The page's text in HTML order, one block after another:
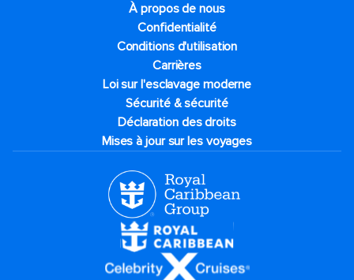
À propos de nous
Confidentialité
Conditions d'utilisation
Carrières
Loi sur l'esclavage moderne
Sécurité & sécurité
Déclaration des droits
Mises à jour sur les voyages